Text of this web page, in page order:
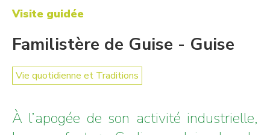
Visite guidée
Familistère de Guise - Guise
Vie quotidienne et Traditions
À l’apogée de son activité industrielle,